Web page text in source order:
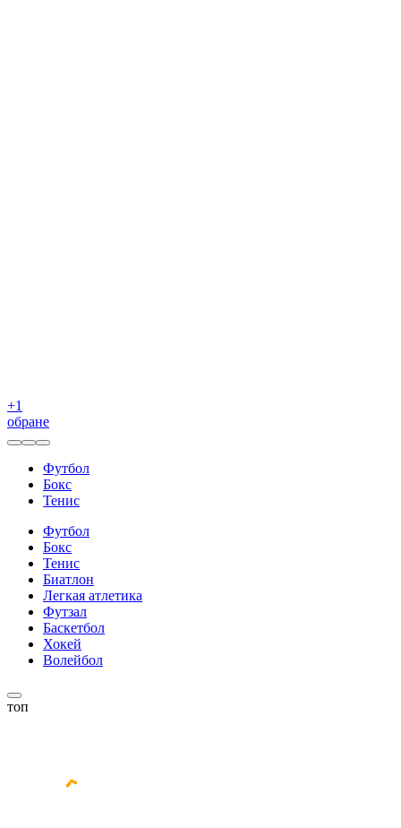
+1
обране
Футбол
Бокс
Тенис
Футбол
Бокс
Тенис
Биатлон
Легкая атлетика
Футзал
Баскетбол
Хокей
Волейбол
топ